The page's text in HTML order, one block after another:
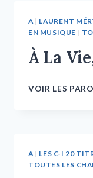
A | LAURENT
EN MUSIQUE |
À La
VOIR LES
A | LES C-I 20
TOUTES LES